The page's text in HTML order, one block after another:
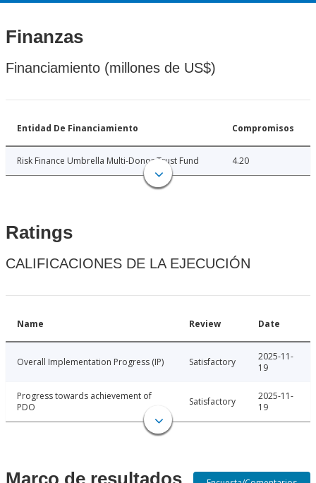
Finanzas
Financiamiento (millones de US$)
Entidad De Financiamiento Compromisos
Risk Finance Umbrella Multi-Donor Trust Fund 4.20
Ratings
CALIFICACIONES DE LA EJECUCIÓN
Name Review Date
Overall Implementation Progress (IP) Satisfactory
2025-11-
19
Progress towards achievement of
PDO
Satisfactory
2025-11-
19